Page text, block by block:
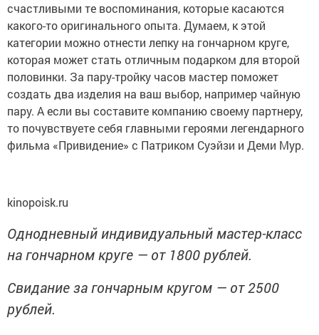
счастливыми те воспоминания, которые касаются
какого-то оригинального опыта. Думаем, к этой
категории можно отнести лепку на гончарном круге,
которая может стать отличным подарком для второй
половинки. За пару-тройку часов мастер поможет
создать два изделия на ваш выбор, например чайную
пару. А если вы составите компанию своему партнеру,
то почувствуете себя главными героями легендарного
фильма «Привидение» с Патриком Суэйзи и Деми Мур.
kinopoisk.ru
Однодневный индивидуальный мастер-класс
на гончарном круге — от 1800 рублей.
Свидание за гончарным кругом — от 2500
рублей.